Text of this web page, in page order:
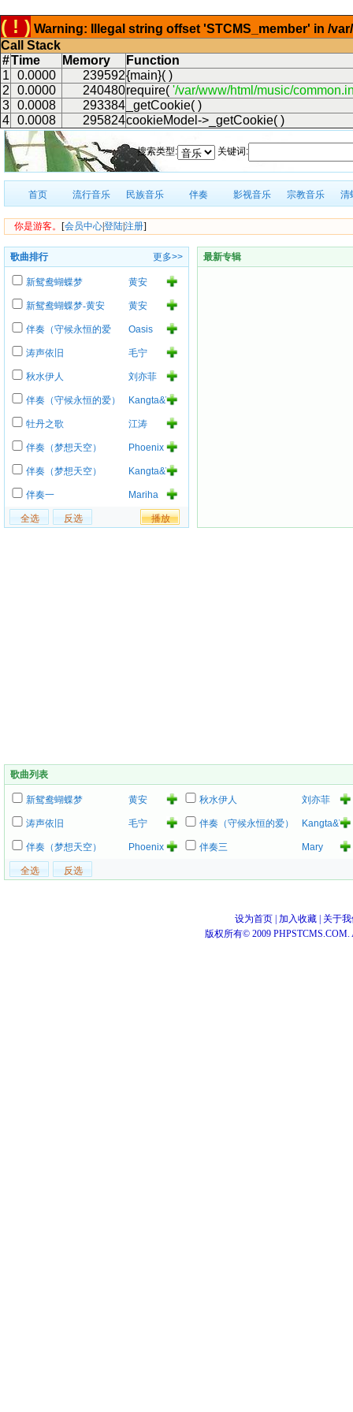
( ! ) Warning: Illegal string offset 'STCMS_member' in /
Call Stack
#Time Memory
Function
1
0.0000 239592{main}( )
2
0.0000 240480require( '/var/www/html/music/
3
0.0008 293384 _getCookie( )
4
0.0008 295824cookieModel->_getCookie( )
搜索类型: 关键词:
首页 流行音乐 民族音乐 伴奏 影视音乐 宗教音乐 清
你是游客。 [会员中心登陆注册]
歌曲排行 更多>>
新鸳鸯蝴蝶梦 黄安
新鸳鸯蝴蝶梦-黄安 黄安
伴奏（守候永恒的爱
Oasis
涛声依旧 毛宁
秋水伊人 刘亦菲
伴奏（守候永恒的爱）
Kangta&Vanness(安
建豪)
牡丹之歌 江涛
伴奏（梦想天空）
Phoenix
伴奏（梦想天空）
Kangta&Vanness(安
建豪)
伴奏一 Mariha
最新专辑
歌曲列表
新鸳鸯蝴蝶梦 黄安 秋水伊人 刘亦菲
涛声依旧 毛宁 伴奏（守候永恒的爱）
建豪)
伴奏（梦想天空）
Phoenix
伴奏三
Mary
设为首页 加入收藏
关于
版权所有© 2009 PHPSTCMS.COM.